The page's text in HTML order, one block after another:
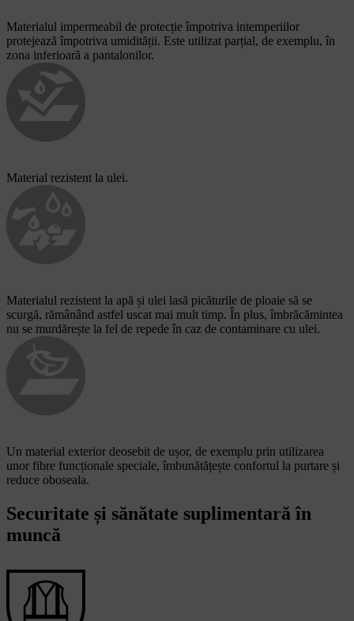
Materialul impermeabil de protecție împotriva intemperiilor
protejează împotriva umidității. Este utilizat parțial, de exemplu, în
zona inferioară a pantalonilor.
Material rezistent la ulei.
Materialul rezistent la apă și ulei lasă picăturile de ploaie să se
scurgă, rămânând astfel uscat mai mult timp. În plus, îmbrăcămintea
nu se murdărește la fel de repede în caz de contaminare cu ulei.
Un material exterior deosebit de ușor, de exemplu prin utilizarea
unor fibre funcționale speciale, îmbunătățește confortul la purtare și
reduce oboseala.
Securitate și sănătate suplimentară în
muncă